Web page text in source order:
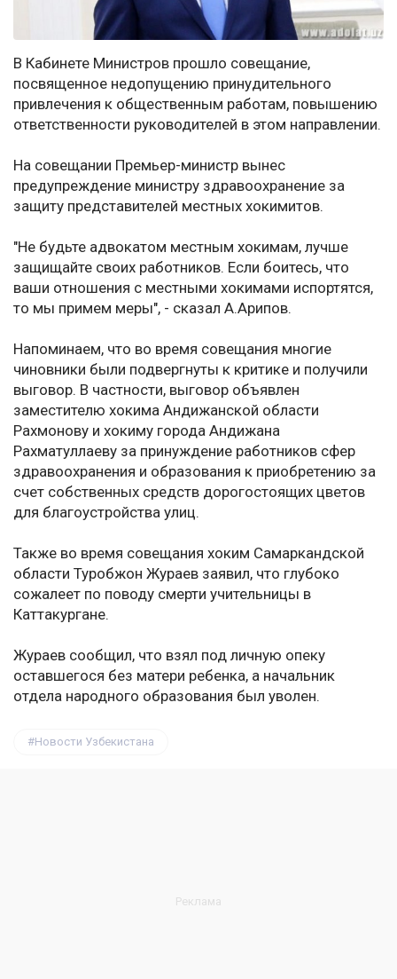
В Кабинете Министров прошло совещание,
посвященное недопущению принудительного
привлечения к общественным работам, повышению
ответственности руководителей в этом направлении.
На совещании Премьер-министр вынес
предупреждение министру здравоохранение за
защиту представителей местных хокимитов.
"Не будьте адвокатом местным хокимам, лучше
защищайте своих работников. Если боитесь, что
ваши отношения с местными хокимами испортятся,
то мы примем меры", - сказал А.Арипов.
Напоминаем, что во время совещания многие
чиновники были подвергнуты к критике и получили
выговор. В частности, выговор объявлен
заместителю хокима Андижанской области
Рахмонову и хокиму города Андижана
Рахматуллаеву за принуждение работников сфер
здравоохранения и образования к приобретению за
счет собственных средств дорогостоящих цветов
для благоустройства улиц.
Также во время совещания хоким Самаркандской
области Туробжон Жураев заявил, что глубоко
сожалеет по поводу смерти учительницы в
Каттакургане.
Жураев сообщил, что взял под личную опеку
оставшегося без матери ребенка, а начальник
отдела народного образования был уволен.
Новости Узбекистана